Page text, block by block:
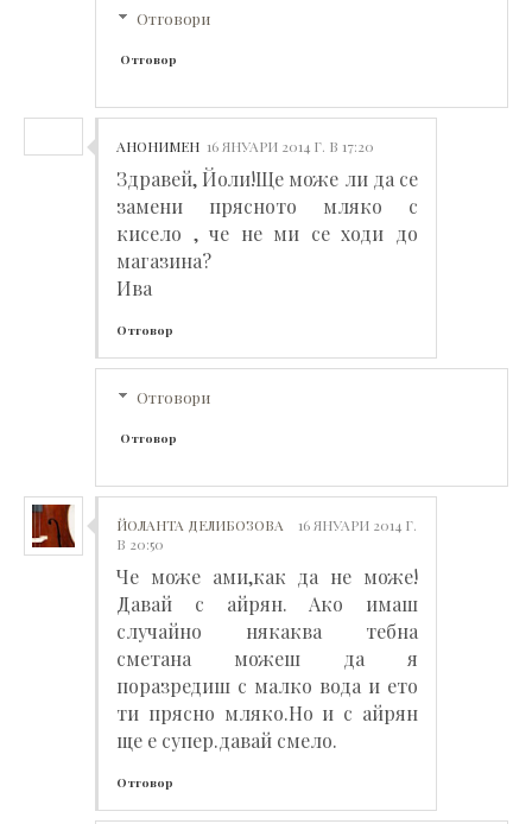
Отговори
Отговор
АНОНИМЕН 16 ЯНУАРИ 2014 Г. В 17:20
Здравей, Йоли!Ще може ли да се
замени прясното мляко с
кисело , че не ми се ходи до
магазина?
Ива
Отговор
Отговори
Отговор
ЙОЛАНТА ДЕЛИБОЗОВА
16 ЯНУАРИ 2014 Г.
В 20:50
Че може ами,как да не може!
Давай с айрян. Ако имаш
случайно някаква тебна
сметана можеш да я
поразредиш с малко вода и ето
ти прясно мляко.Но и с айрян
ще е супер.давай смело.
Отговор